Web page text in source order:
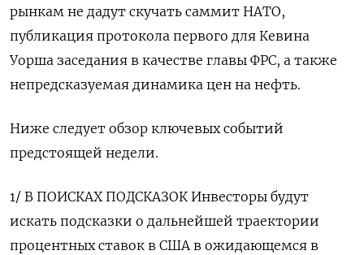
рынкам не дадут скучать саммит НАТО,
публикация протокола первого для Кевина
Уорша заседания в качестве главы ФРС, а также
непредсказуемая динамика цен на нефть.
Ниже следует обзор ключевых событий
предстоящей недели.
1/ В ПОИСКАХ ПОДСКАЗОК Инвесторы будут
искать ‌подсказки о дальнейшей траектории
процентных ставок в США в ожидающемся в